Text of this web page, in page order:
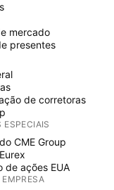
mercado
presentes
de corretoras
ESPECIAIS
CME Group
de ações EUA
EMPRESA